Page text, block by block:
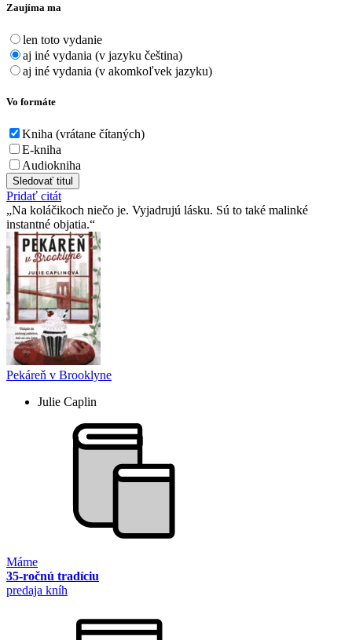
Zaujíma ma
len toto vydanie
aj iné vydania (v jazyku čeština)
aj iné vydania (v akomkoľvek jazyku)
Vo formáte
Kniha (vrátane čítaných)
E-kniha
Audiokniha
Sledovať titul
Pridať citát
Na koláčikoch niečo je. Vyjadrujú lásku. Sú to také malinké
instantné objatia.
Pekáreň v Brooklyne
Julie Caplin
Máme
35-ročnú tradíciu
predaja kníh